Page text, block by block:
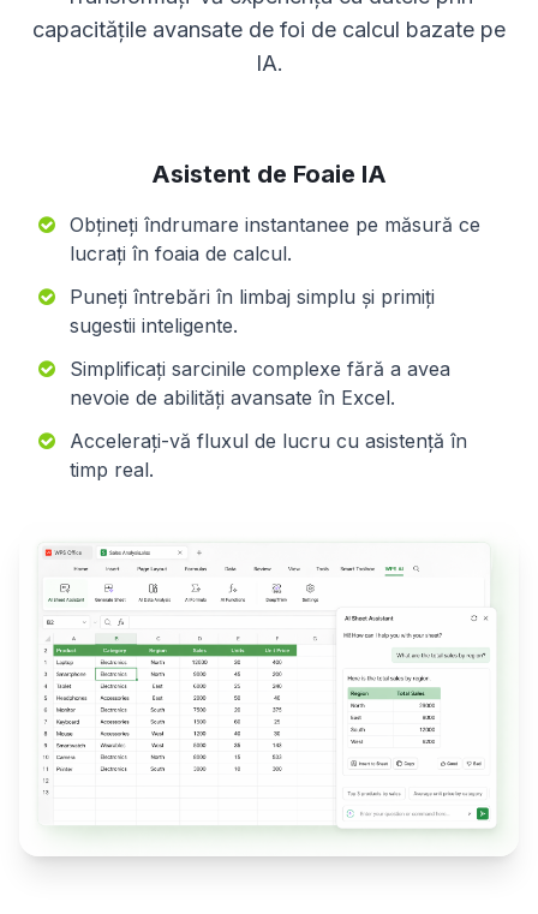
capacitățile avansate de foi de calcul bazate pe
IA.
Asistent de Foaie IA
Obțineți îndrumare instantanee pe măsură ce
lucrați în foaia de calcul.
Puneți întrebări în limbaj simplu și primiți
sugestii inteligente.
Simplificați sarcinile complexe fără a avea
nevoie de abilități avansate în Excel.
Accelerați-vă fluxul de lucru cu asistență în
timp real.